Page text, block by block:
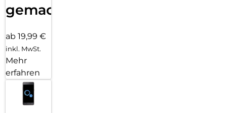
gemacht!
ab 19,99 €
inkl. MwSt.
Mehr
erfahren